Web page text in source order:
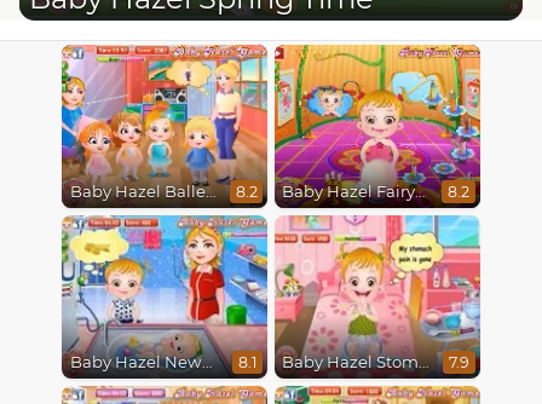
Baby Hazel Ballerina Dance 8.2 Baby Hazel Fairyland Ballet 8.2
Baby Hazel Newborn Vaccination 8.1 Baby Hazel Stomach Care 7.9